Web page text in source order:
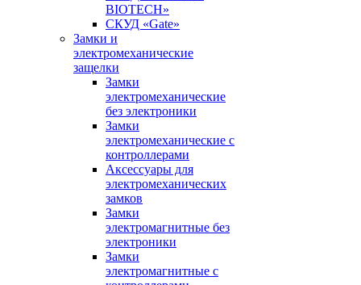
BIOTECH»
СКУД «Gate»
Замки и
электромеханические
защелки
Замки
электромеханические
без электроники
Замки
электромеханические с
контроллерами
Аксессуары для
электромеханических
замков
Замки
электромагнитные без
электроники
Замки
электромагнитные с